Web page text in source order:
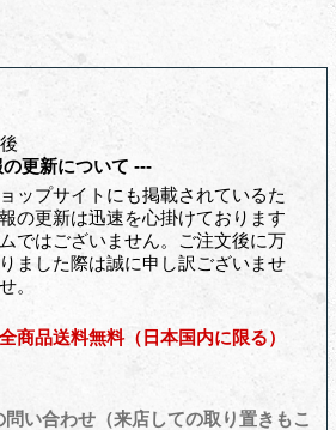
更新について ---
ップサイトにも掲載されているた
の更新は迅速を心掛けております
ではございません。ご注文後に万
ました際は誠に申し訳ございませ
。
全商品送料無料（日本国内に限る）
い合わせ（来店しての取り置きもこ